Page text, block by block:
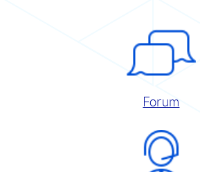
Forum